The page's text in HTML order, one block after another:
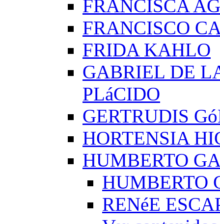
FRANCISCA
FRANCISCO
FRIDA KAHLO
GABRIEL DE
PLáCIDO
GERTRUDIS
HORTENSIA
HUMBERTO
HUMBERTO
RENéE